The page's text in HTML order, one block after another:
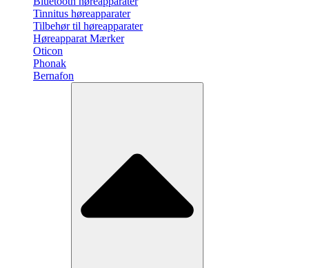
Tinnitus høreapparater
Tilbehør til høreapparater
Høreapparat Mærker
Oticon
Phonak
Bernafon